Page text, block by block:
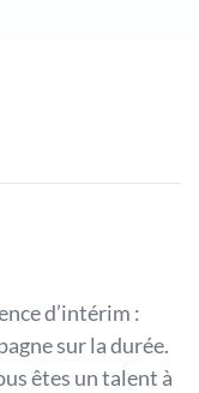
d’intérim :
sur la durée.
êtes un talent à